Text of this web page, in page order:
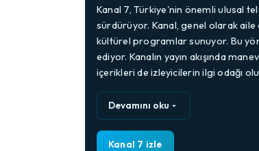
Kanal 7, Türkiye'nin önemli ulusal
sürdürüyor. Kanal, genel olarak
kültürel programlar sunuyor. Bu
ediyor. Kanalın yayın akışında
içerikleri de izleyicilerin ilgi odağı
Devamını oku
Kanal 7 izle